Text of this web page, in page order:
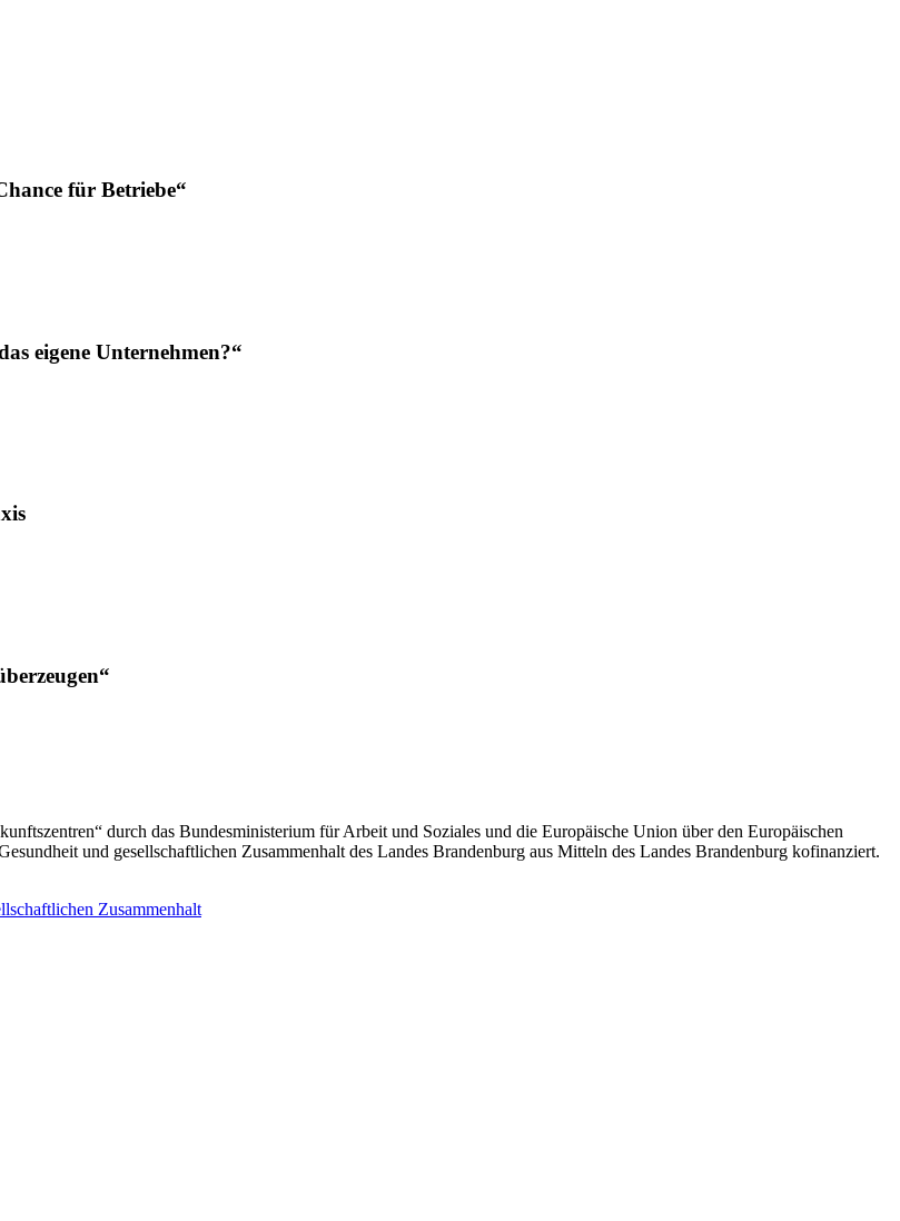
für Betriebe“
eigene Unternehmen?“
durch das Bundesministerium für Arbeit und Soziales und die Europäische Union über den Europäischen
und gesellschaftlichen Zusammenhalt des Landes Brandenburg aus Mitteln des Landes Brandenburg kofinanziert.